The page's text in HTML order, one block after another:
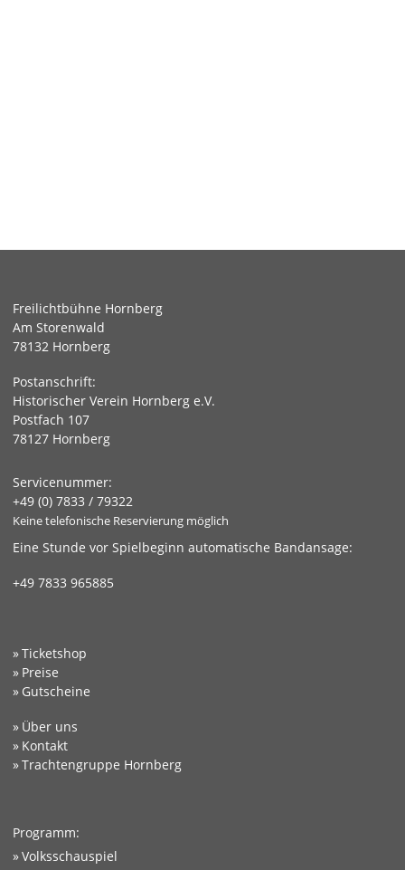
Freilichtbühne Hornberg
Am Storenwald
78132 Hornberg
Postanschrift:
Historischer Verein Hornberg e.V.
Postfach 107
78127 Hornberg
Servicenummer:
+49 (0) 7833 / 79322
Keine telefonische Reservierung möglich
Eine Stunde vor Spielbeginn automatische Bandansage:
+49 7833 965885
Ticketshop
Preise
Gutscheine
Über uns
Kontakt
Trachtengruppe Hornberg
Programm:
Volksschauspiel